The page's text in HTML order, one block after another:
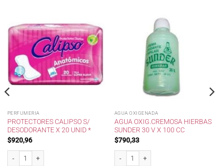
PERFUMERIA
PROTECTORES CALIPSO S/
DESODORANTE X 20 UNID *
$920,96
AGUA OXIGENADA
AGUA OXIG.CREMOSA HIERBAS
SUNDER 30 V X 100 CC
$790,33